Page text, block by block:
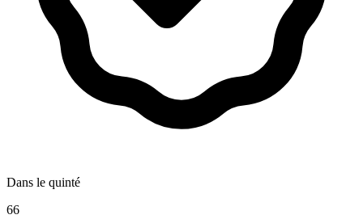
Dans le quinté
66